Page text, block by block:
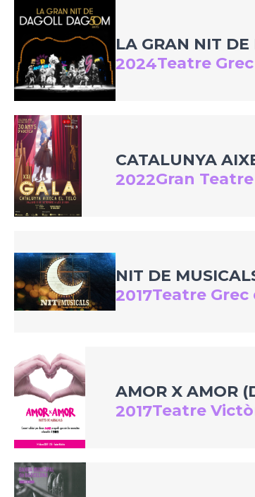
LA GRAN NIT
2024Teatre
CATALUNYA
2022Gran
NIT DE
2017Teatre
AMOR X AMOR
2017Teatre